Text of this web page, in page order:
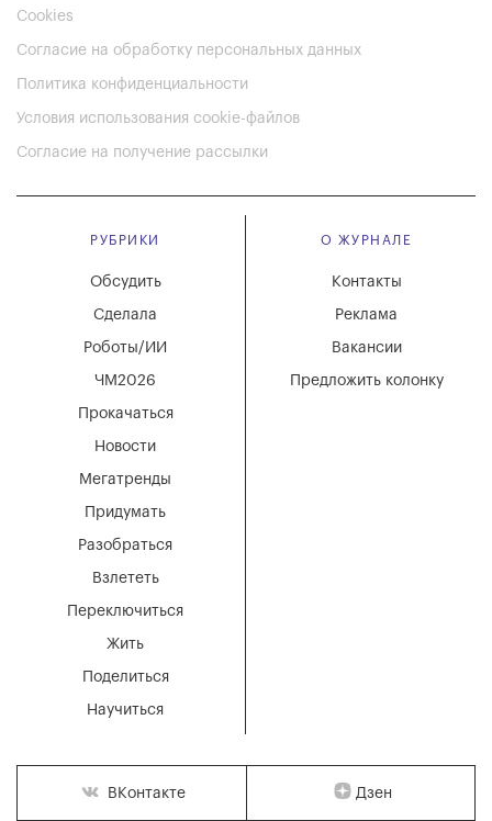
Cookies
Согласие на обработку персональных данных
Политика конфиденциальности
Условия использования cookie-файлов
Согласие на получение рассылки
РУБРИКИ
Мегатренды
Придумать
Разобраться
Взлететь
Новости
Переключиться
Жить
Поделиться
Научиться
Обсудить
Сделала
Роботы/ИИ
ЧМ2026
Прокачаться
О ЖУРНАЛЕ
Вакансии
Реклама
Контакты
Предложить колонку
ВКонтакте Дзен